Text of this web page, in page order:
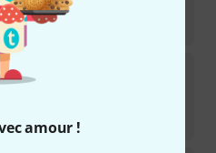
amour !
2–3 semaines
9280-C0 Acoustic Saddle BL